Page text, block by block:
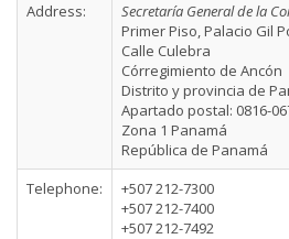
Address:
Secretaría General de la
Primer Piso, Palacio Gil
Calle Culebra
Córregimiento de Ancón
Distrito y provincia de
Apartado postal: 0816-
Zona 1 Panamá
República de Panamá
Telephone:
+507 212-7300
+507 212-7400
+507 212-7492